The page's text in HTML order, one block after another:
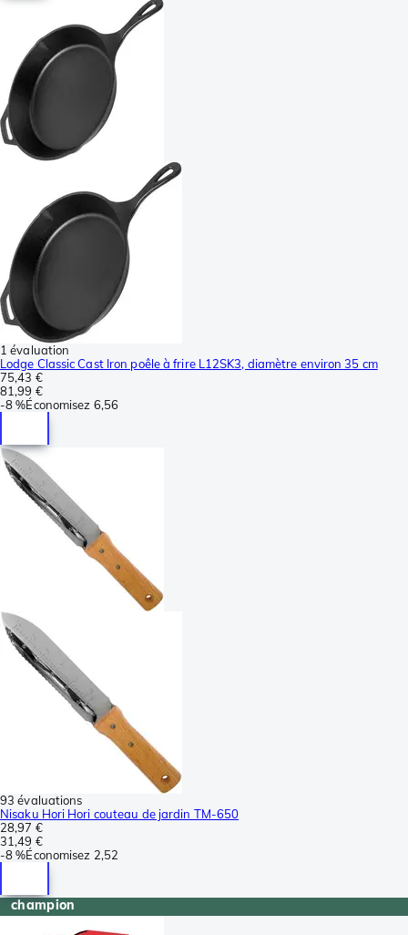
1 évaluation
Lodge Classic Cast Iron poêle à frire L12SK3, diamètre environ 35 cm
75,43 €
81,99 €
-8 %Économisez 6,56
93 évaluations
Nisaku Hori Hori couteau de jardin TM-650
28,97 €
31,49 €
-8 %Économisez 2,52
champion